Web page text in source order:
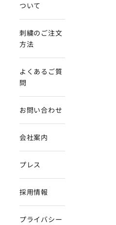
ついて
刺繍のご注文
方法
よくあるご質
問
お問い合わせ
会社案内
プレス
採用情報
プライバシー